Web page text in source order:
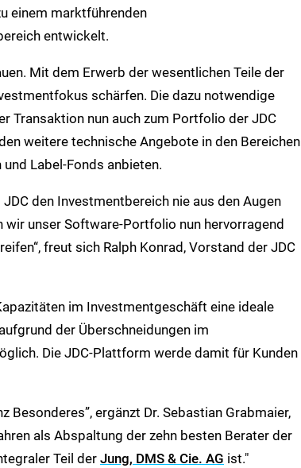
einem marktführenden
entwickelt.
Mit dem Erwerb der wesentlichen Teile der
schärfen. Die dazu notwendige
Transaktion nun auch zum Portfolio der JDC
weitere technische Angebote in den Bereichen
Label-Fonds anbieten.
den Investmentbereich nie aus den Augen
wir unser Software-Portfolio nun hervorragend
freut sich Ralph Konrad, Vorstand der JDC
im Investmentgeschäft eine ideale
der Überschneidungen im
Die JDC-Plattform werde damit für Kunden
Besonderes”, ergänzt Dr. Sebastian Grabmaier,
als Abspaltung der zehn besten Berater der
Teil der Jung, DMS & Cie. AG ist."